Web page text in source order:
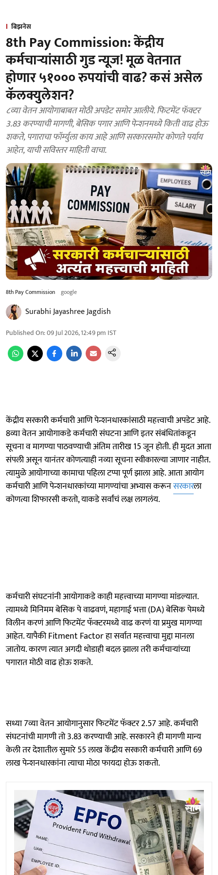
बिझनेस
8th Pay Commission: केंद्रीय
कर्मचाऱ्यांसाठी गुड न्यूज! मूळ वेतनात
होणार ५१००० रुपयांची वाढ? कसं असेल
कॅलक्युलेशन?
८व्या वेतन आयोगाबाबत मोठी अपडेट समोर आलीये. फिटमेंट फॅक्टर
3.83 करण्याची मागणी, बेसिक पगार आणि पेन्शनमध्ये किती वाढ होऊ
शकते, पगाराचा फॉर्म्युला काय आहे आणि सरकारसमोर कोणते पर्याय
आहेत, याची सविस्तर माहिती वाचा.
8th Pay Commission google
Surabhi Jayashree Jagdish
Published On:09 Jul 2026, 12:49 pm IST
केंद्रीय सरकारी कर्मचारी आणि पेन्शनधारकांसाठी महत्त्वाची अपडेट आहे.
8व्या वेतन आयोगाकडे कर्मचारी संघटना आणि इतर संबंधितांकडून
सूचना व मागण्या पाठवण्याची अंतिम तारीख 15 जून होती. ही मुदत आता
संपली असून यानंतर कोणत्याही नव्या सूचना स्वीकारल्या जाणार नाहीत.
त्यामुळे आयोगाच्या कामाचा पहिला टप्पा पूर्ण झाला आहे. आता आयोग
कर्मचारी आणि पेन्शनधारकांच्या मागण्यांचा अभ्यास करूनसरकारला
कोणत्या शिफारसी करतो, याकडे सर्वांचं लक्ष लागलंय.
कर्मचारी संघटनांनी आयोगाकडे काही महत्त्वाच्या मागण्या मांडल्यात.
त्यामध्ये मिनिमम बेसिक पे वाढवणं, महागाई भत्ता (DA) बेसिक पेमध्ये
विलीन करणं आणि फिटमेंट फॅक्टरमध्ये वाढ करणं या प्रमुख मागण्या
आहेत. यापैकी Fitment Factor हा सर्वात महत्त्वाचा मुद्दा मानला
जातोय. कारण त्यात अगदी थोडाही बदल झाला तरी कर्मचाऱ्यांच्या
पगारात मोठी वाढ होऊ शकते.
सध्या 7व्या वेतन आयोगानुसार फिटमेंट फॅक्टर 2.57 आहे. कर्मचारी
संघटनांची मागणी तो 3.83 करण्याची आहे. सरकारने ही मागणी मान्य
केली तर देशातील सुमारे 55 लाख केंद्रीय सरकारी कर्मचारी आणि 69
लाख पेन्शनधारकांना त्याचा मोठा फायदा होऊ शकतो.